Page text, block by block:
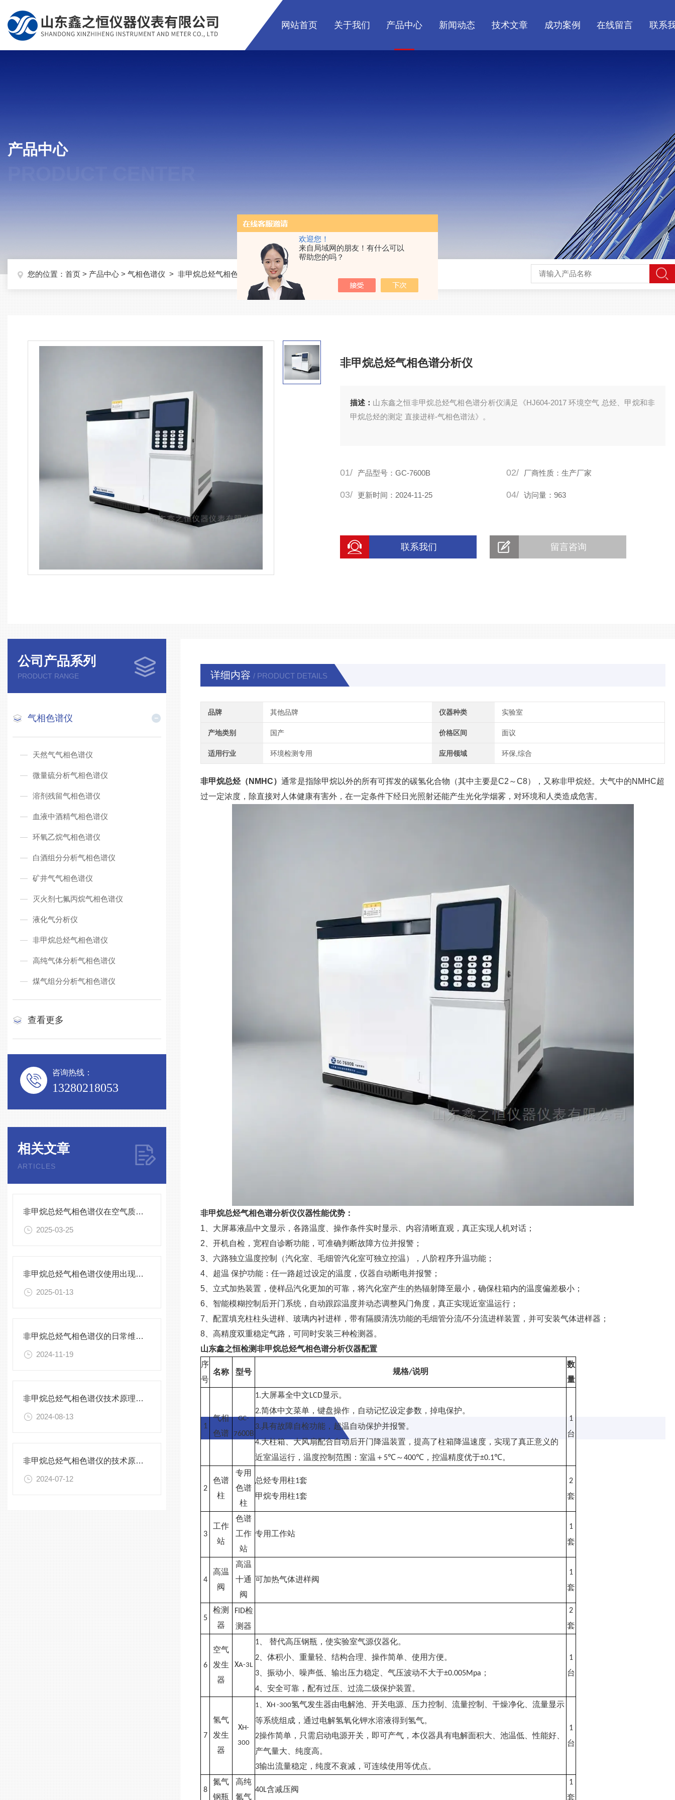
欢迎您！
来自局域网的朋友！有什么可以
帮助您的吗？
网站首页 关于我们 产品中心 新闻动态 技术文章 成功案例 在线留言 联系
产品中心
您的位置： 首页 > 产品中心 > 气相色谱仪 > 非甲烷总烃气相色谱仪 >GC-7600B非甲烷总烃气相色谱分析仪
非甲烷总烃气相色谱分析仪
描述： 山东鑫之恒非甲烷总烃气相色谱分析仪满足《HJ604-2017 环境空气 总烃、甲烷和非
甲烷总烃的测定 直接进样-气相色谱法》。
01/ 产品型号：GC-7600B 02/ 厂商性质：生产厂家
03/ 更新时间：2024-11-25 04/ 访问量：963
联系我们 留言咨询
公司产品系列
PRODUCT RANGE
气相色谱仪
天然气气相色谱仪
微量硫分析气相色谱仪
溶剂残留气相色谱仪
血液中酒精气相色谱仪
环氧乙烷气相色谱仪
白酒组分分析气相色谱仪
矿井气气相色谱仪
灭火剂七氟丙烷气相色谱仪
液化气分析仪
非甲烷总烃气相色谱仪
高纯气体分析气相色谱仪
煤气组分分析气相色谱仪
查看更多
咨询热线：
13280218053
相关文章
ARTICLES
非甲烷总烃气相色谱仪在空气质量监测中的关键角色与挑战
2025-03-25
非甲烷总烃气相色谱仪使用出现小问题，用户自己如何维修?
2025-01-13
非甲烷总烃气相色谱仪的日常维护与校准方法
2024-11-19
非甲烷总烃气相色谱仪技术原理与操作要点深度解析
2024-08-13
非甲烷总烃气相色谱仪的技术原理与操作要点
2024-07-12
详细内容 / PRODUCT DETAILS
品牌 其他品牌 仪器种类 实验室
产地类别 国产 价格区间 面议
适用行业 环境检测专用 应用领域 环保,综合
非甲烷总烃（NMHC）通常是指除甲烷以外的所有可挥发的碳氢化合物（其中主要是C2～C8），又称非甲烷烃。大气中的NMHC超
过一定浓度，除直接对人体健康有害外，在一定条件下经日光照射还能产生光化学烟雾，对环境和人类造成危害。
非甲烷总烃气相色谱分析仪仪器性能优势：
1、大屏幕液晶中文显示，各路温度、操作条件实时显示、内容清晰直观，真正实现人机对话；
2、开机自检，宽程自诊断功能，可准确判断故障方位并报警；
3、六路独立温度控制（汽化室、毛细管汽化室可独立控温），八阶程序升温功能；
4、超温 保护功能：任一路超过设定的温度，仪器自动断电并报警；
5、立式加热装置，使样品汽化更加的可靠，将汽化室产生的热辐射降至最小，确保柱箱内的温度偏差极小；
6、智能模糊控制后开门系统，自动跟踪温度并动态调整风门角度，真正实现近室温运行；
7、配置填充柱柱头进样、玻璃内衬进样，带有隔膜清洗功能的毛细管分流/不分流进样装置，并可安装气体进样器；
8、高精度双重稳定气路，可同时安装三种检测器。
山东鑫之恒检测非甲烷总烃气相色谱分析仪器配置
序
号
名称 型号 规格/说明
数
量
1
气相
色谱
GC-
7600B
1.大屏幕全中文LCD显示。
2.简体中文菜单，键盘操作，自动记忆设定参数，掉电保护。
3.具有故障自检功能，超温自动保护并报警。
4.大柱箱、大风扇配合自动后开门降温装置，提高了柱箱降温速度，实现了真正意义的
近室温运行，温度控制范围：室温＋ 5℃ ～400℃ ，控温精度优于±0.1℃。
1
台
2
色谱
柱
专用
色谱
柱
总烃专用柱1套
甲烷专用柱1套
2
套
3
工作
站
色谱
工作
站
专用工作站
1
套
4
高温
阀
高温
十通
阀
可加热气体进样阀
1
套
5
检测
器
FID检
测器
2
套
6
空气
发生
器
XA-3L
1 、 替代高压钢瓶，使实验室气源仪器化。
2 、体积小、重量轻、结构合理、操作简单、使用方便。
3 、振动小、噪声低、输出压力稳定、气压波动不大于±0.005Mpa ；
4 、安全可靠，配有过压、过流二级保护装置。
1
台
7
氢气
发生
器
XH-
300
1 、XH -300氢气发生器由电解池、开关电源、压力控制、流量控制、干燥净化、流量显示
等系统组成，通过电解氢氧化钾水溶液得到氢气。
2操作简单，只需启动电源开关，即可产气，本仪器具有电解面积大、池温低、性能好、
产气量大、纯度高。
3输出流量稳定，纯度不衰减，可连续使用等优点。
1
台
8
氮气
钢瓶
高纯
氮气
40L含减压阀
1
套